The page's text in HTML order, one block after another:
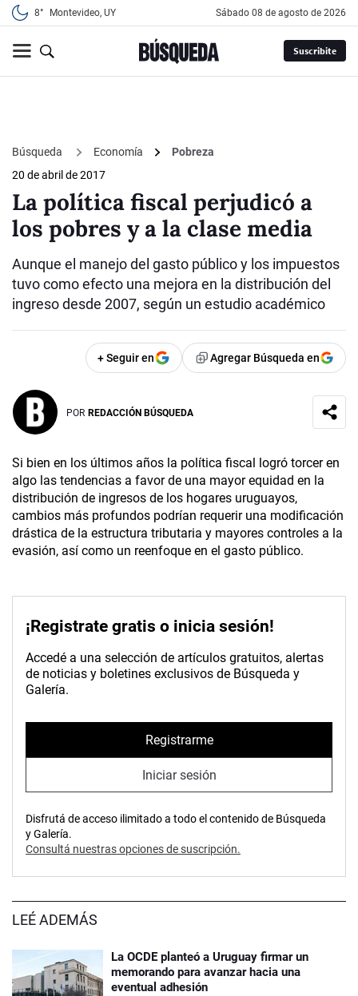
8° Montevideo, UY sábado 08 de agosto de 2026
Suscribite
Búsqueda Economía
Pobreza
20 de abril de 2017
La política fiscal perjudicó a
los pobres y a la clase media
Aunque el manejo del gasto público y los impuestos
tuvo como efecto una mejora en la distribución del
ingreso desde 2007, según un estudio académico
+ Seguir en Agregar Búsqueda en
POR REDACCIÓN BÚSQUEDA
Si bien en los últimos años la política fiscal logró torcer en
algo las tendencias a favor de una mayor equidad en la
distribución de ingresos de los hogares uruguayos,
cambios más profundos podrían requerir una modificación
drástica de la estructura tributaria y mayores controles a la
evasión, así como un reenfoque en el gasto público.
¡Registrate gratis o inicia sesión!
Accedé a una selección de artículos gratuitos, alertas
de noticias y boletines exclusivos de Búsqueda y
Galería.
Registrarme
Iniciar sesión
Disfrutá de acceso ilimitado a todo el contenido de Búsqueda
y Galería.
Consultá nuestras opciones de suscripción.
LEÉ ADEMÁS
La OCDE planteó a Uruguay firmar un
memorando para avanzar hacia una
eventual adhesión